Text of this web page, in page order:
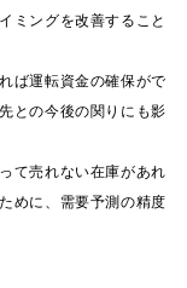
ミングを改善すること
ば運転資金の確保がで
との今後の関りにも影
て売れない在庫があれ
めに、需要予測の精度